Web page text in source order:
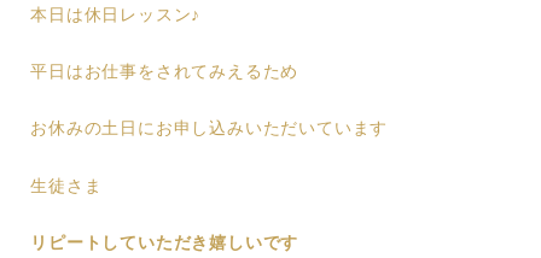
本日は休日レッスン♪
平日はお仕事をされてみえるため
お休みの土日にお申し込みいただいています
生徒さま
リピートしていただき嬉しいです